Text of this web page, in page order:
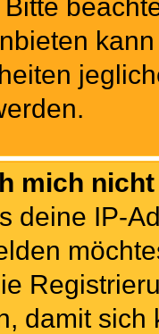
mich
deine IP-
damit